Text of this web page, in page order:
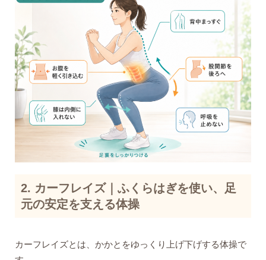
2. カーフレイズ｜ふくらはぎを使い、足
元の安定を支える体操
カーフレイズとは、かかとをゆっくり上げ下げする体操で